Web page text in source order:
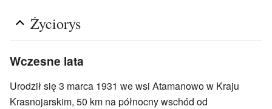
Życiorys
Wczesne lata
Urodził się 3 marca 1931 we wsi Atamanowo w Kraju
Krasnojarskim, 50 km na północny wschód od